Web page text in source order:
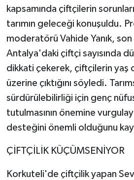
kapsamında çiftçilerin
tarımın geleceği konuşuldu.
moderatörü Vahide Yanık, son
Antalya'daki çiftçi sayısında
dikkati çekerek, çiftçilerin yaş
üzerine çıktığını söyledi.
sürdürülebilirliği için genç
tutulmasının önemine
desteğini önemli olduğunu
ÇİFTÇİLİK KÜÇÜMSENİYOR
Korkuteli'de çiftçilik yapan